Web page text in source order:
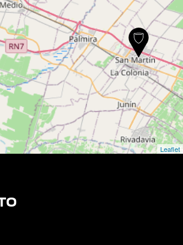
Leaflet